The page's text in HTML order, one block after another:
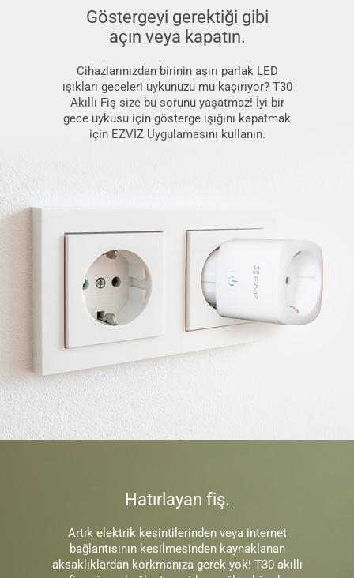
Göstergeyi gerektiği gibi
açın veya kapatın.
Cihazlarınızdan birinin aşırı parlak LED
ışıkları geceleri uykunuzu mu kaçırıyor? T30
Akıllı Fiş size bu sorunu yaşatmaz! İyi bir
gece uykusu için gösterge ışığını kapatmak
için EZVIZ Uygulamasını kullanın.
Hatırlayan fiş.
Artık elektrik kesintilerinden veya internet
bağlantısının kesilmesinden kaynaklanan
aksaklıklardan korkmanıza gerek yok! T30 akıllı